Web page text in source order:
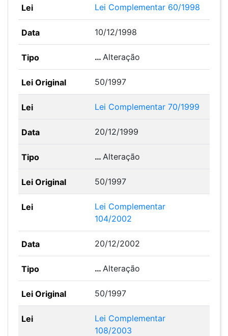
Lei Complementar 60/1998
10/12/1998
…Alteração
50/1997
Lei Complementar 70/1999
20/12/1999
…Alteração
50/1997
Lei Complementar
104/2002
20/12/2002
…Alteração
50/1997
Lei Complementar
108/2003